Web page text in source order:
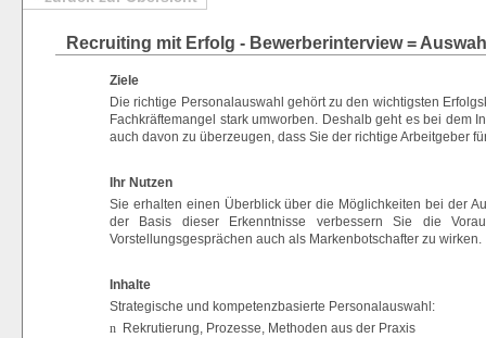
Recruiting mit Erfolg - Bewerberinterview =
Ziele
Die richtige Personalauswahl gehört zu den wichtigsten
Fachkräftemangel stark umworben. Deshalb geht es bei dem
auch davon zu überzeugen, dass Sie der richtige Arbeitgeber
Ihr Nutzen
Sie erhalten einen Überblick über die Möglichkeiten bei der
der Basis dieser Erkenntnisse verbessern Sie die
Vorstellungsgesprächen auch als Markenbotschafter zu wirken.
Inhalte
Strategische und kompetenzbasierte Personalauswahl:
n Rekrutierung, Prozesse, Methoden aus der Praxis